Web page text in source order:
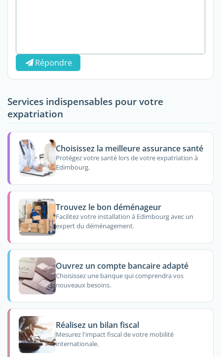
Répondre
Services indispensables pour votre
expatriation
Choisissez la meilleure assurance santé
Protégez votre santé lors de votre expatriation à
Edimbourg.
Trouvez le bon déménageur
Facilitez votre installation à Edimbourg avec un
expert du déménagement.
Ouvrez un compte bancaire adapté
Choisissez une banque qui comprendra vos
nouveaux besoins.
Réalisez un bilan fiscal
Mesurez l'impact fiscal de votre mobilité
internationale.